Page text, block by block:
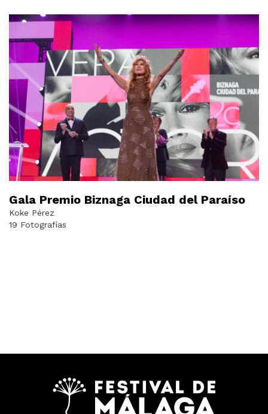
Gala Premio Biznaga Ciudad del Paraíso
Koke Pérez
19 Fotografías